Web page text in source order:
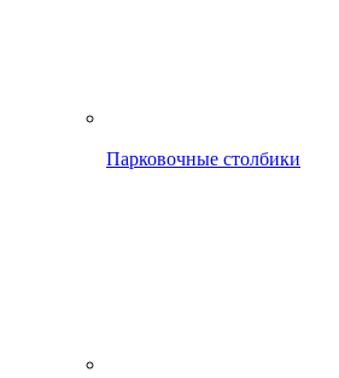
Парковочные столбики